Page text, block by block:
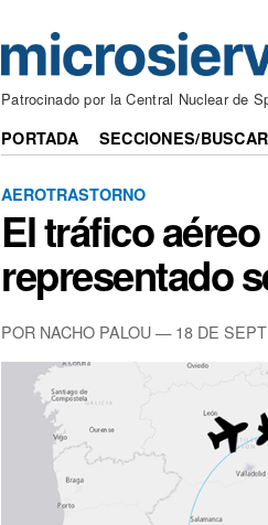
Patrocinado por la Central Nuclear de
PORTADA SECCIONES/BUSCAR
AEROTRASTORNO
El tráfico
representado
POR NACHO PALOU — 18 DE